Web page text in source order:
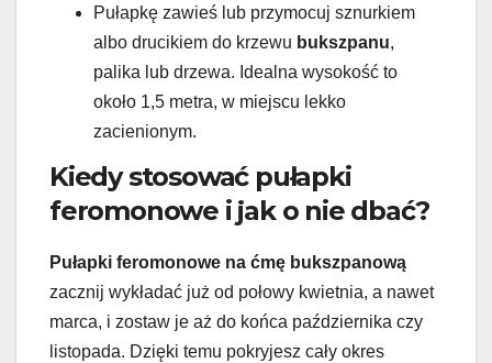
Pułapkę zawieś lub przymocuj sznurkiem
albo drucikiem do krzewu bukszpanu,
palika lub drzewa. Idealna wysokość to
około 1,5 metra, w miejscu lekko
zacienionym.
Kiedy stosować pułapki
feromonowe i jak o nie dbać?
Pułapki feromonowe na ćmę bukszpanową
zacznij wykładać już od połowy kwietnia, a nawet
marca, i zostaw je aż do końca października czy
listopada. Dzięki temu pokryjesz cały okres